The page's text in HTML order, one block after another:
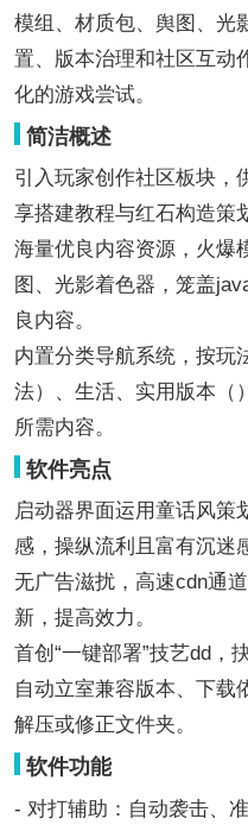
模组、材质包、舆图、光
置、版本治理和社区互动
化的游戏尝试。
简洁概述
引入玩家创作社区板块，
享搭建教程与红石构造策
海量优良内容资源，火爆
图、光影着色器，笼盖
良内容。
内置分类导航系统，按玩
法）、生活、实用版本（
所需内容。
软件亮点
启动器界面运用童话风策
感，操纵流利且富有沉迷
无广告滋扰，高速cdn通
新，提高效力。
首创“一键部署”技艺dd，
自动立室兼容版本、下载
解压或修正文件夹。
软件功能
- 对打辅助：自动袭击、